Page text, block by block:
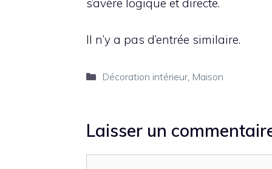
s’avère logique et directe.
Il n’y a pas d’entrée similaire.
Catégories
Décoration intérieur, Maison
Laisser un